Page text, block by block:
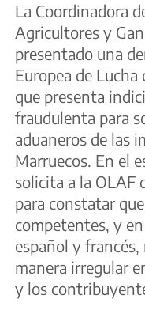
La Coordinadora
Agricultores y
presentado una
Europea de
que presenta
fraudulenta para
aduaneros de las
Marruecos. En el
solicita a la OLAF
para constatar
competentes, y
español y
manera irregular
y los